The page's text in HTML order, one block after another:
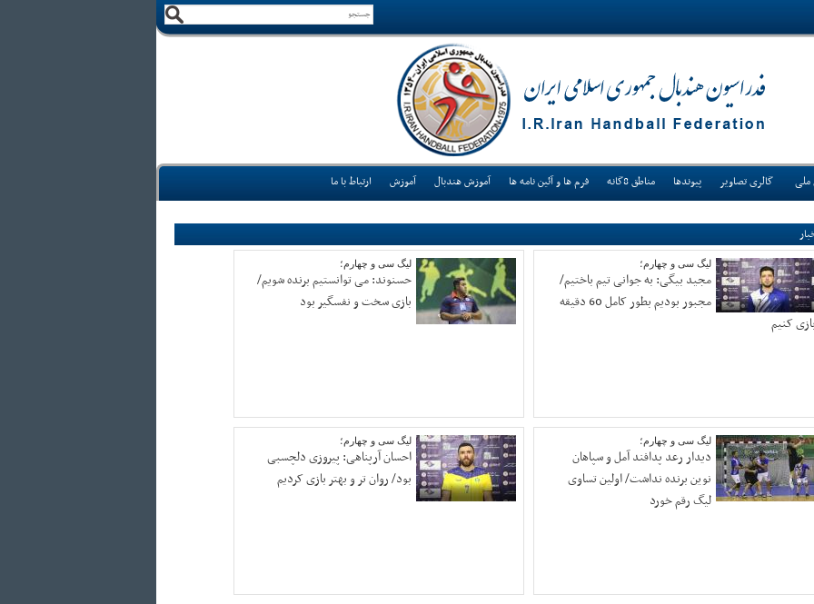
ملی گالری تصاویر پیوندها مناطق 8گانه فرم ها و آئین نامه ها آموزش هندبال آموزش ارتباط با ما
لیگ سی و چهارم؛
مجید بیگی: به جوانی تیم باختیم/
مجبور بودیم بطور کامل 60 دقیقه
کنیم
لیگ سی و چهارم؛
حسنوند: می توانستیم برنده شویم/
بازی سخت و نفسگیر بود
لیگ سی و چهارم؛
دیدار رعد پدافند آمل و سپاهان
نوین برنده نداشت/ اولین تساوی
لیگ رقم خورد
لیگ سی و چهارم؛
احسان آرپناهی: پیروزی دلچسبی
بود/ روان تر و بهتر بازی کردیم